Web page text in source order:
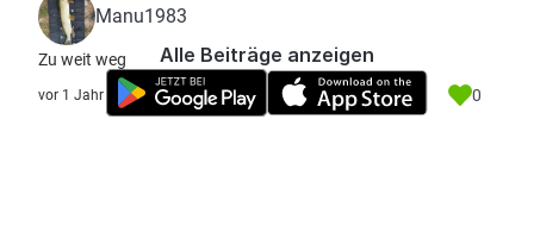
Manu1983
Zu weit weg
vor 1 Jahr 0
Alle Beiträge anzeigen